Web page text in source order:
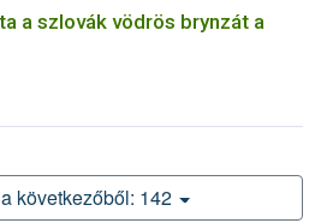
a szlovák vödrös brynzát a
következőből: 142